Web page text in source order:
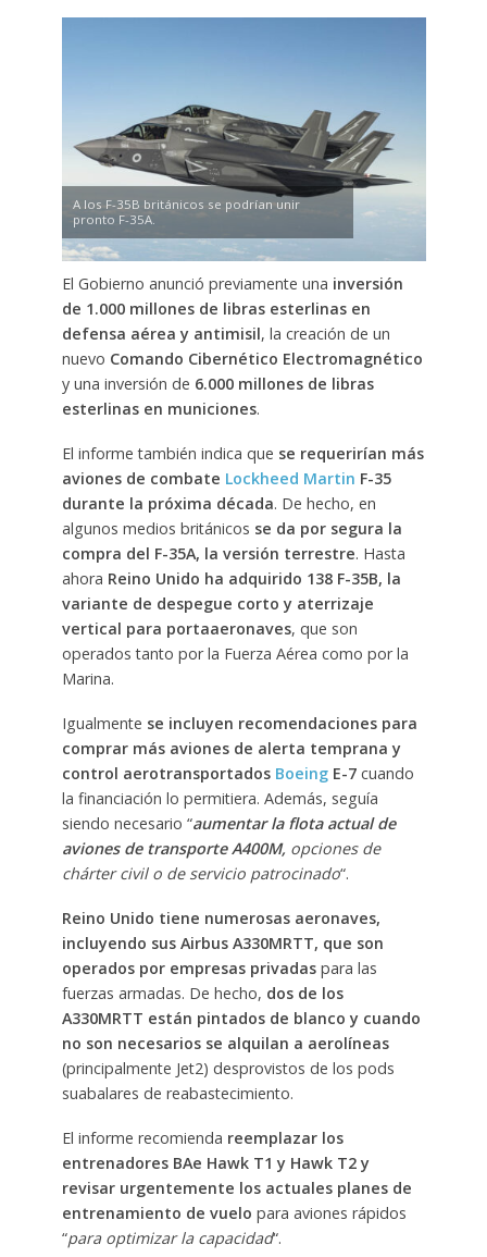
A los F-35B británicos se podrían unir
pronto F-35A.
El Gobierno anunció previamente una inversión
de 1.000 millones de libras esterlinas en
defensa aérea y antimisil, la creación de un
nuevo Comando Cibernético Electromagnético
y una inversión de 6.000 millones de libras
esterlinas en municiones.
El informe también indica que se requerirían más
aviones de combate Lockheed Martin F-35
durante la próxima década. De hecho, en
algunos medios británicos se da por segura la
compra del F-35A, la versión terrestre. Hasta
ahora Reino Unido ha adquirido 138 F-35B, la
variante de despegue corto y aterrizaje
vertical para portaaeronaves, que son
operados tanto por la Fuerza Aérea como por la
Marina.
Igualmente se incluyen recomendaciones para
comprar más aviones de alerta temprana y
control aerotransportados BoeingE-7cuando
la financiación lo permitiera. Además, seguía
siendo necesario “aumentar la flota actual de
aviones de transporte A400M, opciones de
chárter civil o de servicio patrocinado“.
Reino Unido tiene numerosas aeronaves,
incluyendo sus Airbus A330MRTT, que son
operados por empresas privadaspara las
fuerzas armadas. De hecho, dos de los
A330MRTT están pintados de blanco y cuando
no son necesarios se alquilan a aerolíneas
(principalmente Jet2) desprovistos de los pods
suabalares de reabastecimiento.
El informe recomienda reemplazar los
entrenadores BAe Hawk T1 y Hawk T2 y
revisar urgentemente los actuales planes de
entrenamiento de vuelo para aviones rápidos
“para optimizar la capacidad“.